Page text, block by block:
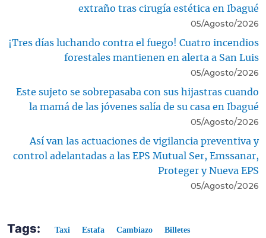
extraño tras cirugía estética en Ibagué
05/Agosto/2026
¡Tres días luchando contra el fuego! Cuatro incendios
forestales mantienen en alerta a San Luis
05/Agosto/2026
Este sujeto se sobrepasaba con sus hijastras cuando
la mamá de las jóvenes salía de su casa en Ibagué
05/Agosto/2026
Así van las actuaciones de vigilancia preventiva y
control adelantadas a las EPS Mutual Ser, Emssanar,
Proteger y Nueva EPS
05/Agosto/2026
Tags: Taxi Estafa Cambiazo Billetes